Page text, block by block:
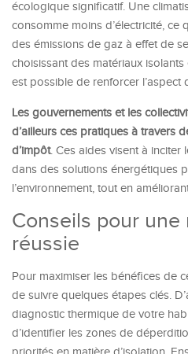
écologique significatif. Une
consomme moins d’électricité, ce
des émissions de gaz à effet de
choisissant des matériaux
est possible de renforcer l’aspect
Les gouvernements et les
d’ailleurs ces pratiques à travers
d’impôt. Ces aides visent à inciter
dans des solutions énergétiques
l’environnement, tout en
Conseils pour
réussie
Pour maximiser les bénéfices de
de suivre quelques étapes clés.
diagnostic thermique de votre
d’identifier les zones de